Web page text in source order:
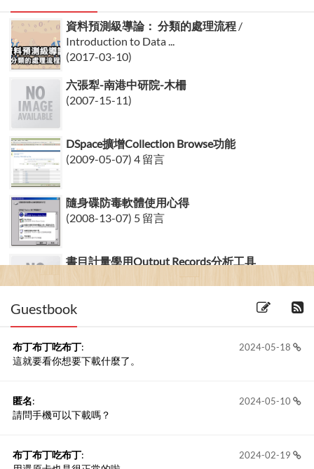
資料預測級導論： 分類的處理流程 /
Introduction to Data ...
(2017-03-10)
六張犁-南港中研院-木柵
(2007-15-11)
DSpace擴增Collection Browse功能
(2009-05-07) 4 留言
隨身碟防毒軟體使用心得
(2008-13-07) 5 留言
書目計量學用Output Records分析工具
Guestbook
2024-05-18
布丁布丁吃布丁:
這就要看你想要下載什麼了。
2024-05-10
匿名:
請問手機可以下載嗎？
2024-02-19
布丁布丁吃布丁: